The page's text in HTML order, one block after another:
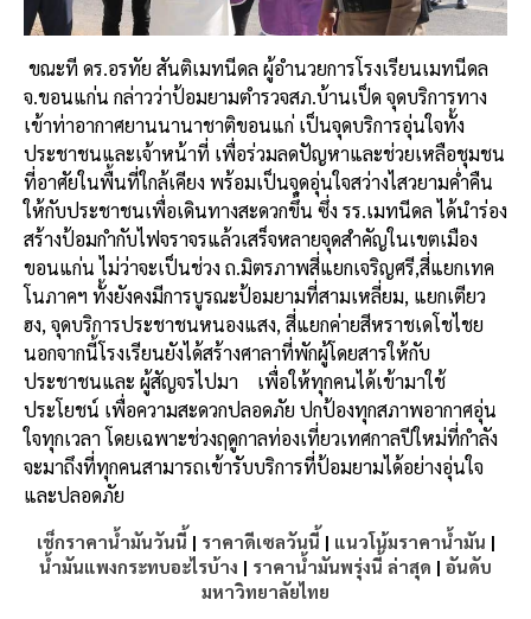
ขณะที ดร.อรทัย สันติเมทนีดล ผู้อำนวยการโรงเรียนเมทนีดล
จ.ขอนแก่น กล่าวว่าป้อมยามตำรวจสภ.บ้านเป็ด จุดบริการทาง
เข้าท่าอากาศยานนานาชาติขอนแก่ เป็นจุดบริการอุ่นใจทั้ง
ประชาชนและเจ้าหน้าที่ เพื่อร่วมลดปัญหาและช่วยเหลือชุมชน
ที่อาศัยในพื้นที่ใกล้เคียง พร้อมเป็นจุดอุ่นใจสว่างไสวยามค่ำคืน
ให้กับประชาชนเพื่อเดินทางสะดวกขึ้น ซึ่ง รร.เมทนีดล ได้นำร่อง
สร้างป้อมกำกับไฟจราจรแล้วเสร็จหลายจุดสำคัญในเขตเมือง
ขอนแก่น ไม่ว่าจะเป็นช่วง ถ.มิตรภาพสี่แยกเจริญศรี,สี่แยกเทค
โนภาคฯ ทั้งยังคงมีการบูรณะป้อมยามที่สามเหลี่ยม, แยกเตียว
ฮง, จุดบริการประชาชนหนองแสง, สี่แยกค่ายสีหราชเดโชไชย
นอกจากนี้โรงเรียนยังได้สร้างศาลาที่พักผู้โดยสารให้กับ
ประชาชนและ ผู้สัญจรไปมา
เพื่อให้ทุกคนได้เข้ามาใช้
ประโยชน์ เพื่อความสะดวกปลอดภัย ปกป้องทุกสภาพอากาศอุ่น
ใจทุกเวลา โดยเฉพาะช่วงฤดูกาลท่องเที่ยวเทศกาลปีใหม่ที่กำลัง
จะมาถึงที่ทุกคนสามารถเข้ารับบริการที่ป้อมยามได้อย่างอุ่นใจ
และปลอดภัย
เช็กราคาน้ำมันวันนี้ | ราคาดีเซลวันนี้ | แนวโน้มราคาน้ำมัน |
น้ำมันแพงกระทบอะไรบ้าง | ราคาน้ำมันพรุ่งนี้ ล่าสุด | อันดับ
มหาวิทยาลัยไทย